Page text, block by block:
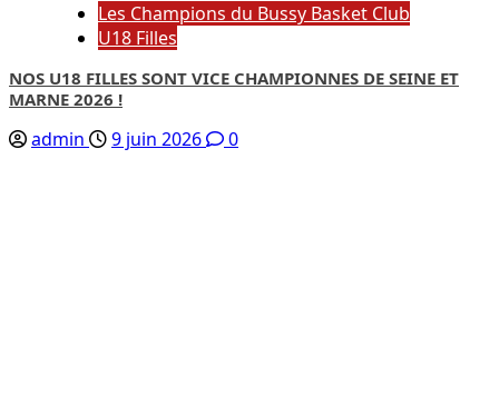
Les Champions du Bussy Basket Club
U18 Filles
NOS U18 FILLES SONT VICE CHAMPIONNES DE SEINE ET
MARNE 2026 !
admin 9 juin 2026 0